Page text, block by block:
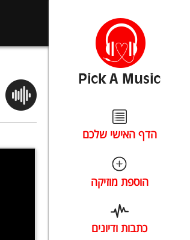
הדף האישי שלכם
הוספת מוזיקה
כתבות ודיונים